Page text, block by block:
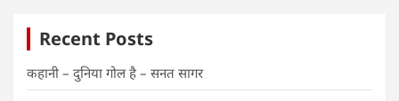
Recent Posts
कहानी – दुनिया गोल है – सनत सागर